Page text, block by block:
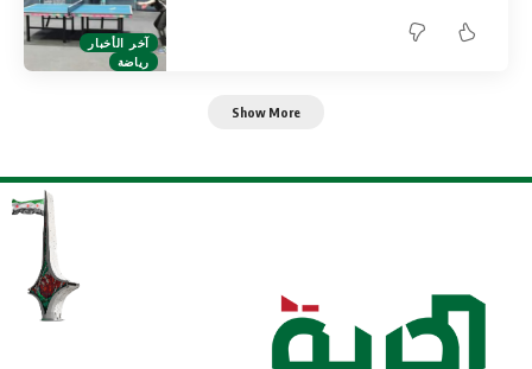
آخر الأخبار
رياضة
Show More